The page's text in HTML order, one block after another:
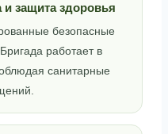
и защита здоровья
безопасные
работает в
санитарные